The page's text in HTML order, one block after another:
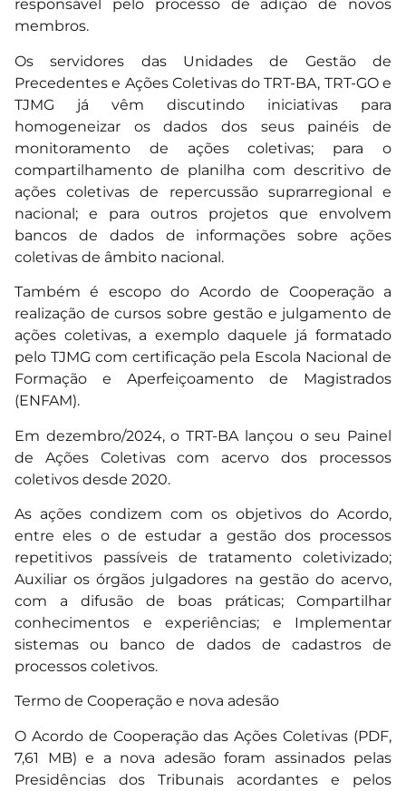
responsável pelo processo de adição de novos
membros.
Os servidores das Unidades de Gestão de
Precedentes e Ações Coletivas do TRT-BA, TRT-GO e
TJMG já vêm discutindo iniciativas para
homogeneizar os dados dos seus painéis de
monitoramento de ações coletivas; para o
compartilhamento de planilha com descritivo de
ações coletivas de repercussão suprarregional e
nacional; e para outros projetos que envolvem
bancos de dados de informações sobre ações
coletivas de âmbito nacional.
Também é escopo do Acordo de Cooperação a
realização de cursos sobre gestão e julgamento de
ações coletivas, a exemplo daquele já formatado
pelo TJMG com certificação pela Escola Nacional de
Formação e Aperfeiçoamento de Magistrados
(ENFAM).
Em dezembro/2024, o TRT-BA lançou o seu Painel
de Ações Coletivas com acervo dos processos
coletivos desde 2020.
As ações condizem com os objetivos do Acordo,
entre eles o de estudar a gestão dos processos
repetitivos passíveis de tratamento coletivizado;
Auxiliar os órgãos julgadores na gestão do acervo,
com a difusão de boas práticas; Compartilhar
conhecimentos e experiências; e Implementar
sistemas ou banco de dados de cadastros de
processos coletivos.
Termo de Cooperação e nova adesão
O Acordo de Cooperação das Ações Coletivas (PDF,
7,61 MB) e a nova adesão foram assinados pelas
Presidências dos Tribunais acordantes e pelos